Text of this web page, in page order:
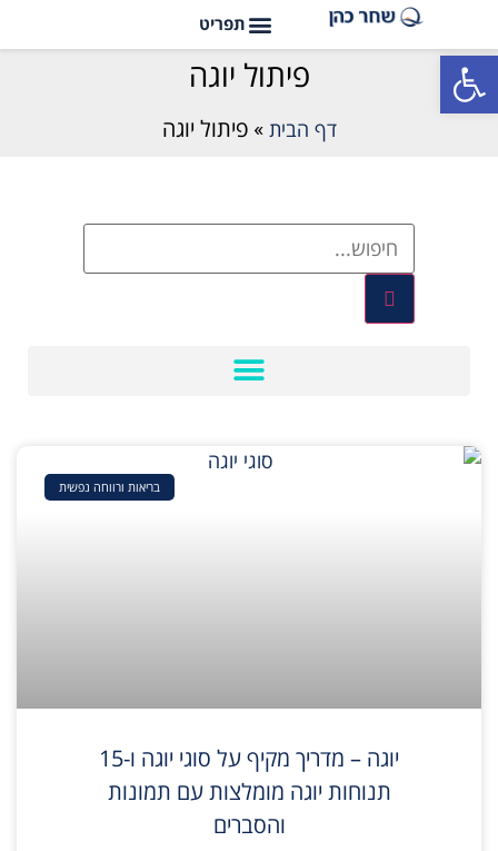
פתח סרגל נגישות פיתול יוגה
דף הבית »פיתול יוגה
בריאות ורווחה נפשית
יוגה – מדריך מקיף על סוגי יוגה ו-15
תנוחות יוגה מומלצות עם תמונות
והסברים